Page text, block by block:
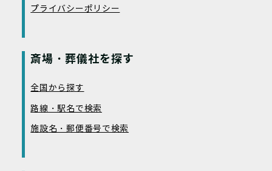
プライバシーポリシー
斎場・葬儀社を探す
全国から探す
路線・駅名で検索
施設名・郵便番号で検索